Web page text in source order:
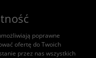
poprawne
ofertę do Twoich
przez nas wszystkich